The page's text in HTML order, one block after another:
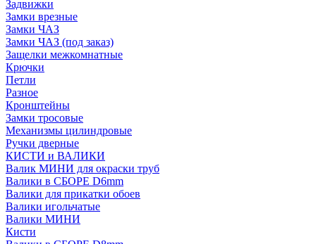
Задвижки
Замки врезные
Замки ЧАЗ
Замки ЧАЗ (под заказ)
Защелки межкомнатные
Крючки
Петли
Разное
Кронштейны
Замки тросовые
Механизмы цилиндровые
Ручки дверные
КИСТИ и ВАЛИКИ
Валик МИНИ для окраски труб
Валики в СБОРЕ D6mm
Валики для прикатки обоев
Валики игольчатые
Валики МИНИ
Кисти